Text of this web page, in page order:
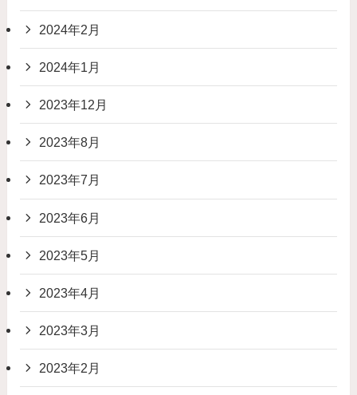
2024年2月
2024年1月
2023年12月
2023年8月
2023年7月
2023年6月
2023年5月
2023年4月
2023年3月
2023年2月